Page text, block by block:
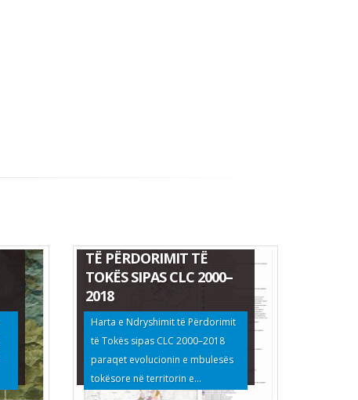
TË PËRDORIMIT TË
TOKËS SIPAS CLC 2000–
2018
Harta e Ndryshimit të Përdorimit
të Tokës sipas CLC 2000–2018
paraqet evolucionin e mbulesës
tokësore në territorin e...
EKSPERTIZË E OFRUESIT
TË SHËRBIMEVE PËR
“VLERËSIMIN E GJENDJES